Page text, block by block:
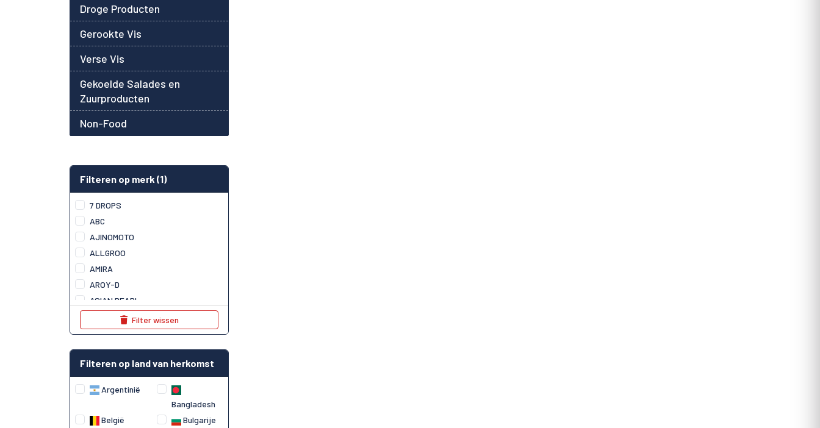
Droge Producten
Gerookte Vis
Verse Vis
Gekoelde Salades en
Zuurproducten
Non-Food
Filteren op merk (1)
7 DROPS
ABC
AJINOMOTO
ALLGROO
AMIRA
AROY-D
ASIAN PEARL
ASIAN PRAWN
AU LAC
AUTHENTIC
BAMBOO KITCHEN
BAMBOO TREE
BAN MAI
Filter wissen
Filteren op land van herkomst
Argentinië
Bangladesh
België
Bulgarije